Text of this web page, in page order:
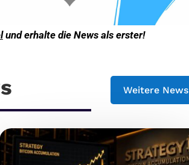
und erhalte die News als erster!
Weitere News